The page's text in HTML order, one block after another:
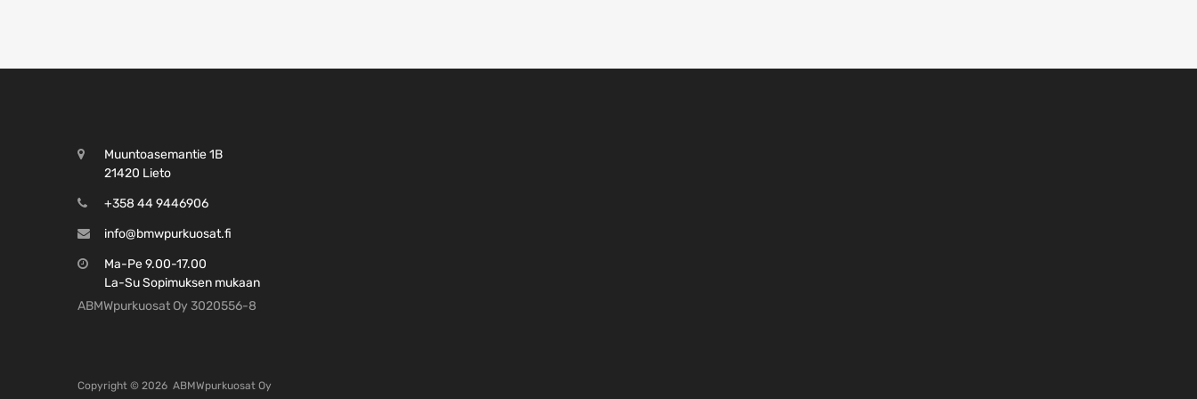
Muuntoasemantie 1B
21420 Lieto
+358 44 9446906
info@bmwpurkuosat.fi
Ma-Pe 9.00-17.00
La-Su Sopimuksen mukaan
ABMWpurkuosat Oy 3020556-8
Copyright © 2026 ABMWpurkuosat Oy